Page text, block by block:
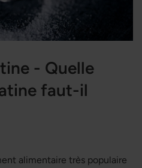
- Quelle
faut-il
alimentaire très populaire